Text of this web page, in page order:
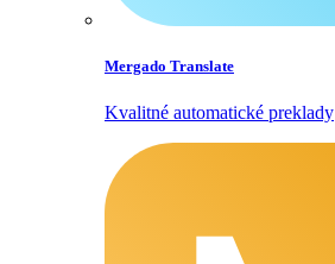
Mergado Translate
Kvalitné automatické preklady